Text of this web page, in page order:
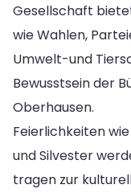
Gesellschaft
wie Wahlen,
Umwelt-und
Bewusstsein der
Oberhausen.
Feierlichkeiten
und Silvester
tragen zur